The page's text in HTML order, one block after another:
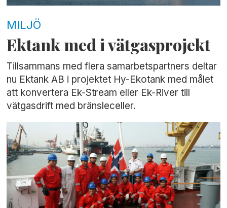
MILJÖ
Ektank med i vätgasprojekt
Tillsammans med flera samarbetspartners deltar
nu Ektank AB i projektet Hy-Ekotank med målet
att konvertera Ek-Stream eller Ek-River till
vätgasdrift med bränsleceller.